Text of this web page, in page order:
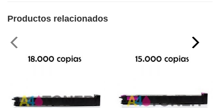
Productos relacionados